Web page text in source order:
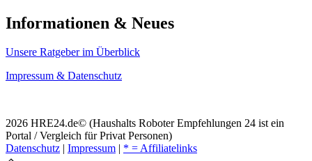
Informationen & Neues
Unsere Ratgeber im Überblick
Impressum & Datenschutz
2026 HRE24.de© (Haushalts Roboter Empfehlungen 24 ist ein
Portal / Vergleich für Privat Personen)
Datenschutz | Impressum | * = Affiliatelinks